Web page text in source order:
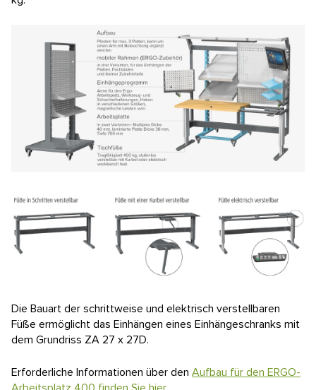
Die Bauart der schrittweise und elektrisch verstellbaren
Füße ermöglicht das Einhängen eines Einhängeschranks mit
dem Grundriss ZA 27 x 27D.
Erforderliche Informationen über den Aufbau für den ERGO-